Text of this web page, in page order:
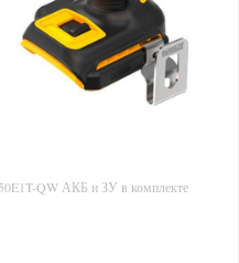
QW АКБ и ЗУ в комплекте